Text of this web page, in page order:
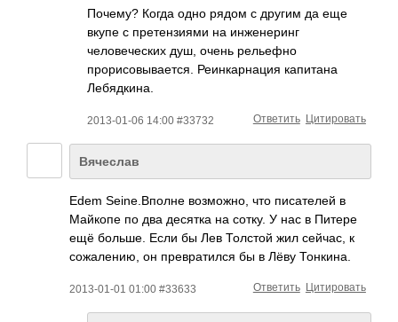
Почему? Когда одно рядом с другим да еще
вкупе с претензиями на инженеринг
человеческих душ, очень рельефно
прорисовывается. Реинкарнация капитана
Лебядкина.
2013-01-06 14:00 #33732 Цитировать
Ответить
Вячеслав
Edem Seine.Вполне возможно, что писателей в
Майкопе по два десятка на сотку. У нас в Питере
ещё больше. Если бы Лев Толстой жил сейчас, к
сожалению, он превратился бы в Лёву Тонкина.
2013-01-01 01:00 #33633 Цитировать
Ответить